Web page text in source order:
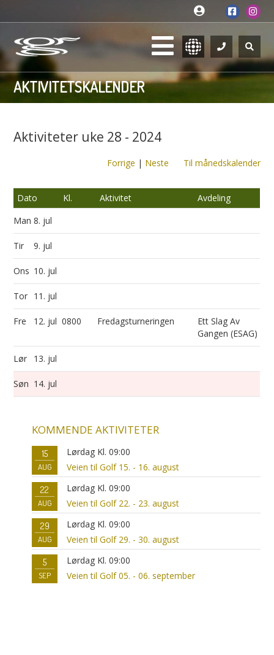
AKTIVITETSKALENDER
Aktiviteter uke 28 - 2024
Forrige | Neste Til månedskalender
Dato Kl. Aktivitet
Avdeling
Man8. jul
Tir 9. jul
Ons 10. jul
Tor 11. jul
Fre 12. jul 0800 Fredagsturneringen
Ett Slag Av
Gangen (ESAG)
Lør 13. jul
Søn 14. jul
KOMMENDE AKTIVITETER
15
AUG
Lørdag Kl. 09:00
Veien til Golf 15. - 16. august
22
AUG
Lørdag Kl. 09:00
Veien til Golf 22. - 23. august
29
AUG
Lørdag Kl. 09:00
Veien til Golf 29. - 30. august
5
SEP
Lørdag Kl. 09:00
Veien til Golf 05. - 06. september